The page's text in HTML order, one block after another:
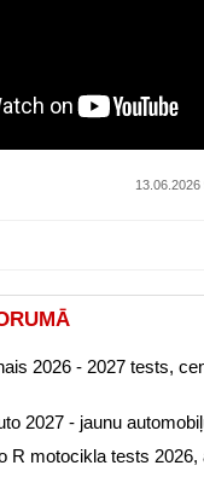
13.06.2026
2026 - 2027 tests,
2027 - jaunu
R motocikla tests